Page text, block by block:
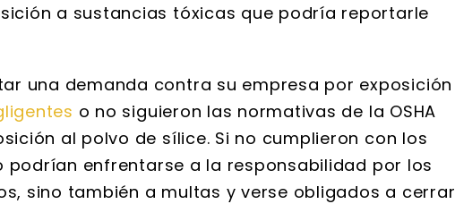
a sustancias tóxicas que podría reportarle
una demanda contra su empresa por exposición
o no siguieron las normativas de la OSHA
al polvo de sílice. Si no cumplieron con los
enfrentarse a la responsabilidad por los
sino también a multas y verse obligados a cerrar
S. Webb
y Graham son
Brooke Adams
He estado trabajando con